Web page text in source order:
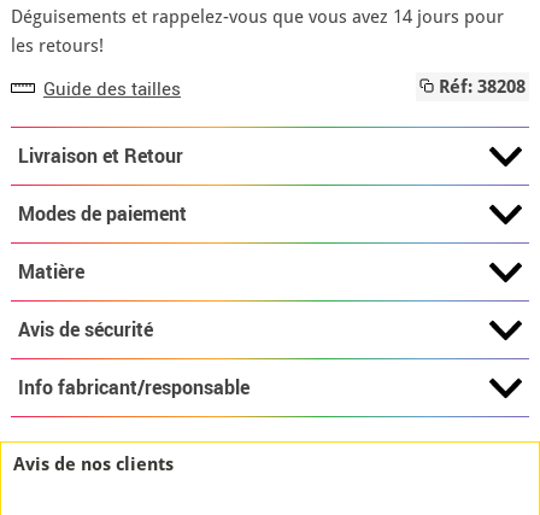
Déguisements et rappelez-vous que vous avez 14 jours pour
les retours!
Guide des tailles Réf: 38208
Livraison et Retour
Modes de paiement
Matière
Avis de sécurité
Info fabricant/responsable
Avis de nos clients